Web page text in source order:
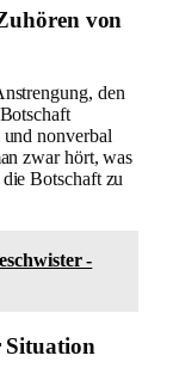
von
den
nonverbal
zwar hört, was
Botschaft zu
-
Situation